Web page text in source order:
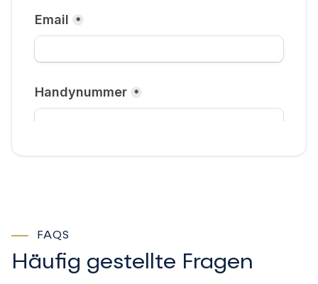
FAQS
Häufig gestellte Fragen